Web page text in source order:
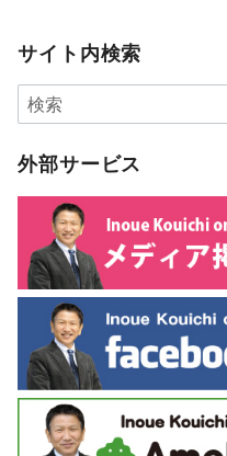
サイト内検索
外部サービス